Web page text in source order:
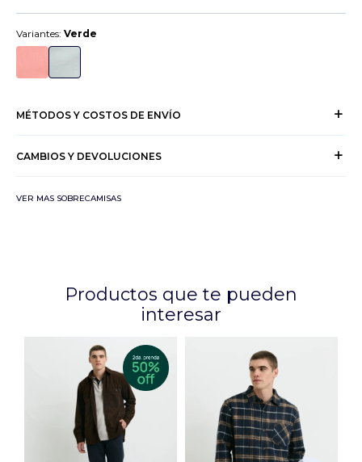
Variantes: Verde
MÉTODOS Y COSTOS DE ENVÍO
CAMBIOS Y DEVOLUCIONES
VER MAS SOBRECAMISAS
Productos que te pueden
interesar